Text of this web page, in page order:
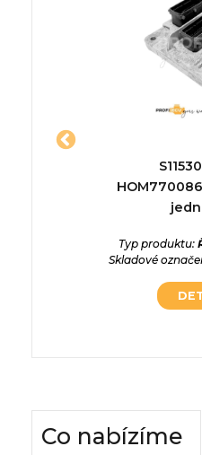
Typ produktu:
Skladové
Co nabízíme